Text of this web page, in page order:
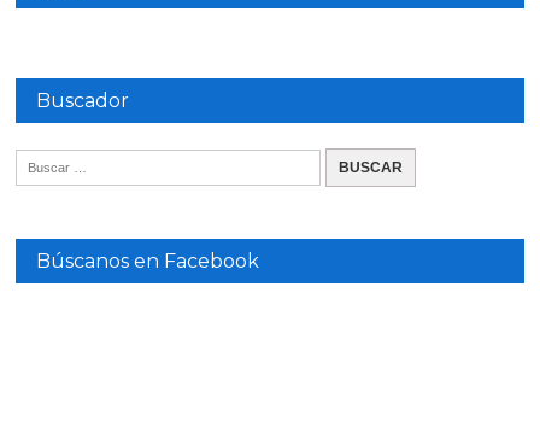
Buscador
Búscanos en Facebook